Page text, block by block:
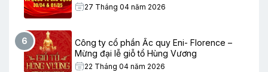
27 Tháng 04 năm 2026
6
Công ty cổ phần Ắc quy Eni- Florence –
Mừng đại lễ giỗ tổ Hùng Vương
22 Tháng 04 năm 2026